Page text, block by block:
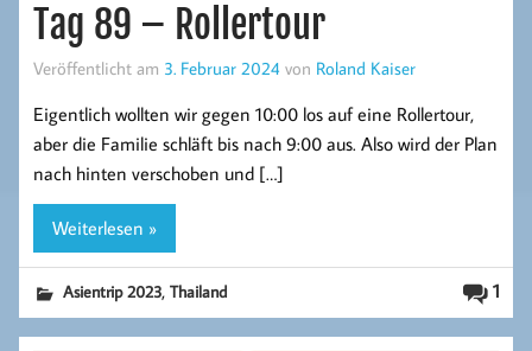
Tag 89 – Rollertour
Veröffentlicht am 3. Februar 2024 von Roland Kaiser
Eigentlich wollten wir gegen 10:00 los auf eine Rollertour,
aber die Familie schläft bis nach 9:00 aus. Also wird der Plan
nach hinten verschoben und […]
Weiterlesen »
1
Asientrip 2023,Thailand